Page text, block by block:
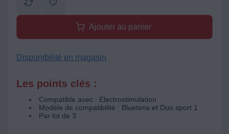
Ajouter au panier
Disponibilité en magasin
Les points clés :
Compatible avec : Electrostimulation
Modèle de compatibilité : Bluetens et Duo sport 1
Par lot de 3